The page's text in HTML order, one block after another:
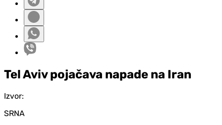
Tel Aviv pojačava napade na Iran
Izvor:
SRNA